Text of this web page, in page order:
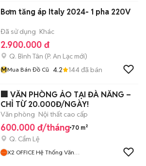
Bơm tăng áp Italy 2024- 1 pha 220V
Đã sử dụng Khác
2.900.000 đ
Q. Bình Tân (P. An Lạc mới)
MMua Bán Đồ Cũ 4.2 144đã bán
🏢 VĂN PHÒNG ẢO TẠI ĐÀ NẴNG –
CHỈ TỪ 20.000Đ/NGÀY!
Văn phòng Nội thất cao cấp
600.000 đ/tháng 70 m²
Q. Cẩm Lệ
X2 OFFICE Hệ Thống Văn